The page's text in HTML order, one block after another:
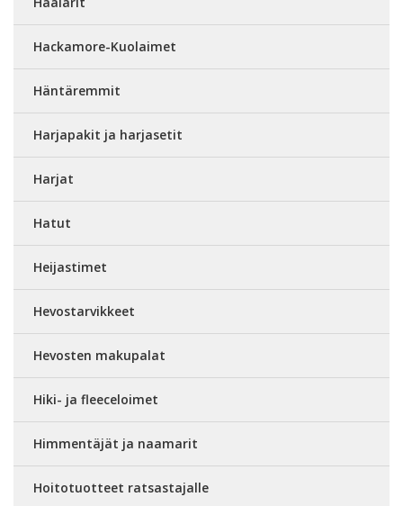
Hackamore-Kuolaimet
Häntäremmit
Harjapakit ja harjasetit
Harjat
Hatut
Heijastimet
Hevostarvikkeet
Hevosten makupalat
Hiki- ja fleeceloimet
Himmentäjät ja naamarit
Hoitotuotteet ratsastajalle